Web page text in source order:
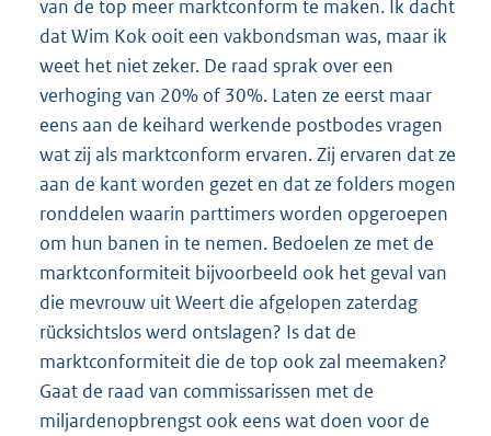
van de top meer marktconform te maken. Ik dacht
dat Wim Kok ooit een vakbondsman was, maar ik
weet het niet zeker. De raad sprak over een
verhoging van 20% of 30%. Laten ze eerst maar
eens aan de keihard werkende postbodes vragen
wat zij als marktconform ervaren. Zij ervaren dat ze
aan de kant worden gezet en dat ze folders mogen
ronddelen waarin parttimers worden opgeroepen
om hun banen in te nemen. Bedoelen ze met de
marktconformiteit bijvoorbeeld ook het geval van
die mevrouw uit Weert die afgelopen zaterdag
rücksichtslos werd ontslagen? Is dat de
marktconformiteit die de top ook zal meemaken?
Gaat de raad van commissarissen met de
miljardenopbrengst ook eens wat doen voor de